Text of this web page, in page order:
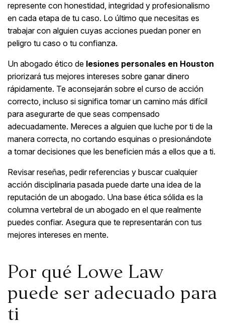
represente con honestidad, integridad y profesionalismo
en cada etapa de tu caso. Lo último que necesitas es
trabajar con alguien cuyas acciones puedan poner en
peligro tu caso o tu confianza.
Un abogado ético de lesiones personales en Houston
priorizará tus mejores intereses sobre ganar dinero
rápidamente. Te aconsejarán sobre el curso de acción
correcto, incluso si significa tomar un camino más difícil
para asegurarte de que seas compensado
adecuadamente. Mereces a alguien que luche por ti de la
manera correcta, no cortando esquinas o presionándote
a tomar decisiones que les beneficien más a ellos que a ti.
Revisar reseñas, pedir referencias y buscar cualquier
acción disciplinaria pasada puede darte una idea de la
reputación de un abogado. Una base ética sólida es la
columna vertebral de un abogado en el que realmente
puedes confiar. Asegura que te representarán con tus
mejores intereses en mente.
Por qué Lowe Law
puede ser adecuado para
ti